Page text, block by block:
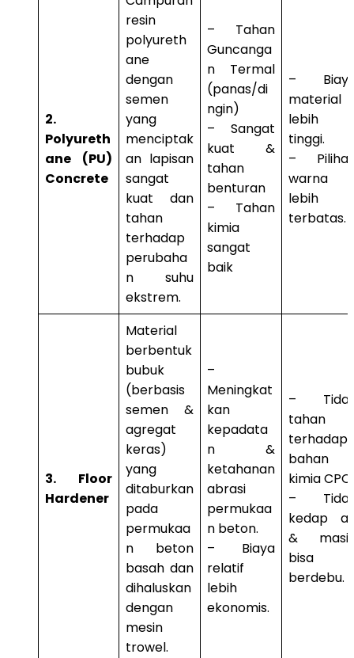
2.
Polyureth
ane (PU)
Concrete
resin
polyureth
ane
dengan
semen
yang
menciptak
an lapisan
sangat
kuat dan
tahan
terhadap
perubaha
n suhu
ekstrem.
– Tahan
Guncanga
n Termal
(panas/di
ngin)
– Sangat
kuat &
tahan
benturan
– Tahan
kimia
sangat
baik
–
material
lebih
tinggi.
–
warna
lebih
terbatas.
3. Floor
Hardener
Material
berbentuk
bubuk
(berbasis
semen &
agregat
keras)
yang
ditaburkan
pada
permukaa
n beton
basah dan
dihaluskan
dengan
mesin
trowel.
–
Meningkat
kan
kepadata
n &
ketahanan
abrasi
permukaa
n beton.
– Biaya
relatif
lebih
ekonomis.
–
tahan
terhadap
bahan
kimia CPO.
–
kedap
&
bisa
berdebu.